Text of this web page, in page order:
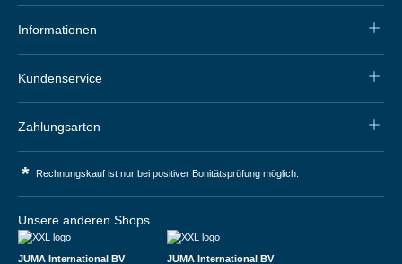
Informationen
Kundenservice
Zahlungsarten
* Rechnungskauf ist nur bei positiver Bonitätsprüfung möglich.
Unsere anderen Shops
JUMA International BV JUMA International BV